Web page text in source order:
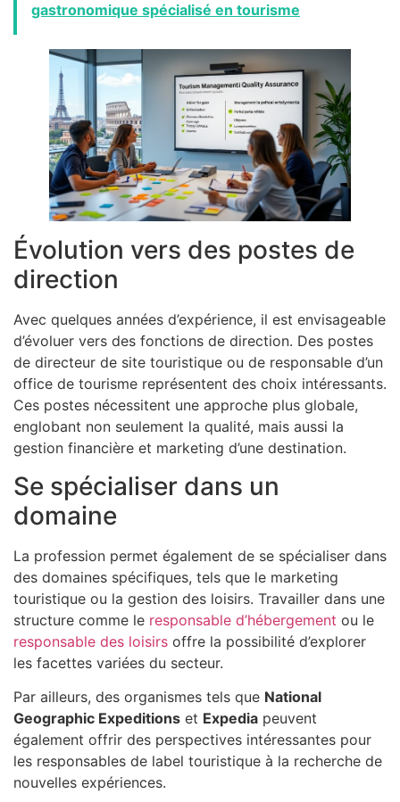
gastronomique spécialisé en tourisme
Évolution vers des postes de
direction
Avec quelques années d’expérience, il est envisageable
d’évoluer vers des fonctions de direction. Des postes
de directeur de site touristique ou de responsable d’un
office de tourisme représentent des choix intéressants.
Ces postes nécessitent une approche plus globale,
englobant non seulement la qualité, mais aussi la
gestion financière et marketing d’une destination.
Se spécialiser dans un
domaine
La profession permet également de se spécialiser dans
des domaines spécifiques, tels que le marketing
touristique ou la gestion des loisirs. Travailler dans une
structure comme le responsable d’hébergement ou le
responsable des loisirs offre la possibilité d’explorer
les facettes variées du secteur.
Par ailleurs, des organismes tels que National
Geographic Expeditions et Expedia peuvent
également offrir des perspectives intéressantes pour
les responsables de label touristique à la recherche de
nouvelles expériences.